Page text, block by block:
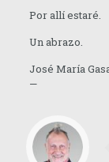
Por allí estaré.
Un abrazo.
José María
—